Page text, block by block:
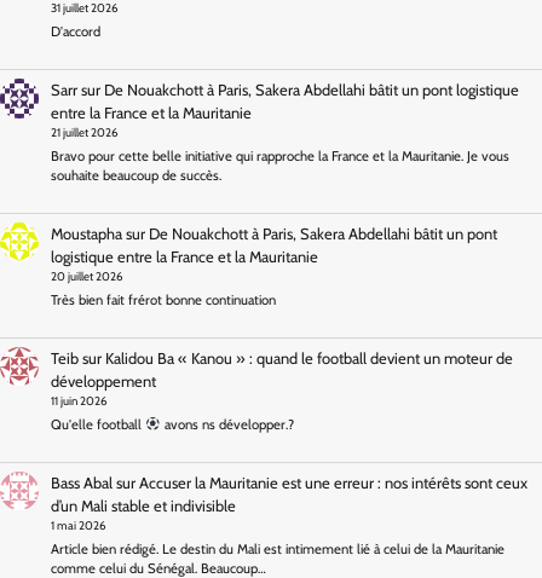
31 juillet 2026
D'accord
Sarrsur De Nouakchott à Paris, Sakera Abdellahi bâtit un pont logistique
entre la France et la Mauritanie
21 juillet 2026
Bravo pour cette belle initiative qui rapproche la France et la Mauritanie. Je vous
souhaite beaucoup de succès.
Moustaphasur De Nouakchott à Paris, Sakera Abdellahi bâtit un pont
logistique entre la France et la Mauritanie
20 juillet 2026
Très bien fait frérot bonne continuation
Teibsur Kalidou Ba « Kanou » : quand le football devient un moteur de
développement
11 juin 2026
Qu'elle football avons ns développer.?
Bass Abal sur Accuser la Mauritanie est une erreur : nos intérêts sont ceux
d’un Mali stable et indivisible
1 mai 2026
Article bien rédigé. Le destin du Mali est intimement lié à celui de la Mauritanie
comme celui du Sénégal. Beaucoup…